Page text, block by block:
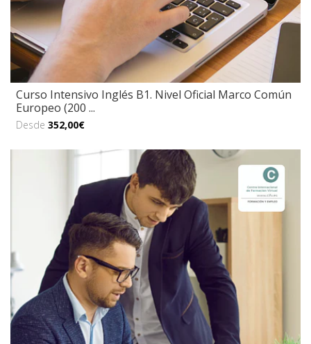
Curso Intensivo Inglés B1. Nivel Oficial Marco Común
Europeo (200 ...
Desde 352,00€